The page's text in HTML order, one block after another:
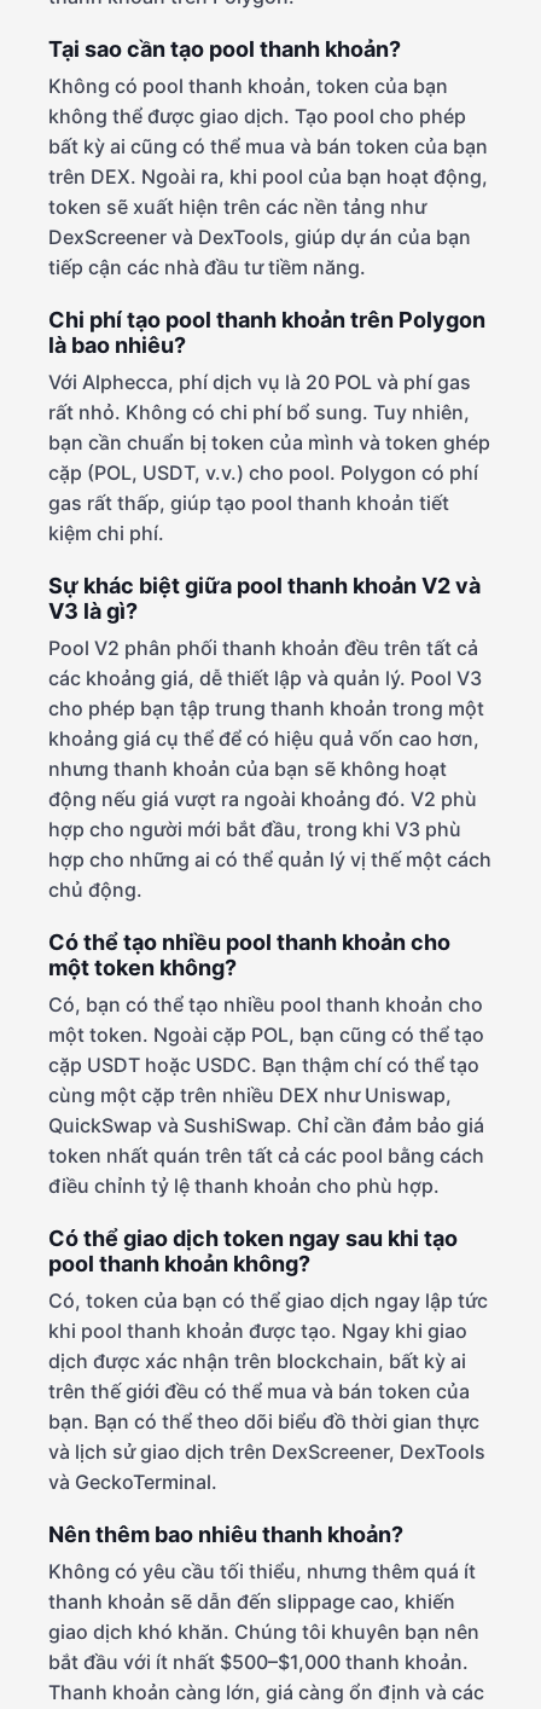
Tại sao cần tạo pool thanh khoản?
Không có pool thanh khoản, token của bạn
không thể được giao dịch. Tạo pool cho phép
bất kỳ ai cũng có thể mua và bán token của bạn
trên DEX. Ngoài ra, khi pool của bạn hoạt động,
token sẽ xuất hiện trên các nền tảng như
DexScreener và DexTools, giúp dự án của bạn
tiếp cận các nhà đầu tư tiềm năng.
Chi phí tạo pool thanh khoản trên Polygon
là bao nhiêu?
Với Alphecca, phí dịch vụ là 20 POL và phí gas
rất nhỏ. Không có chi phí bổ sung. Tuy nhiên,
bạn cần chuẩn bị token của mình và token ghép
cặp (POL, USDT, v.v.) cho pool. Polygon có phí
gas rất thấp, giúp tạo pool thanh khoản tiết
kiệm chi phí.
Sự khác biệt giữa pool thanh khoản V2 và
V3 là gì?
Pool V2 phân phối thanh khoản đều trên tất cả
các khoảng giá, dễ thiết lập và quản lý. Pool V3
cho phép bạn tập trung thanh khoản trong một
khoảng giá cụ thể để có hiệu quả vốn cao hơn,
nhưng thanh khoản của bạn sẽ không hoạt
động nếu giá vượt ra ngoài khoảng đó. V2 phù
hợp cho người mới bắt đầu, trong khi V3 phù
hợp cho những ai có thể quản lý vị thế một cách
chủ động.
Có thể tạo nhiều pool thanh khoản cho
một token không?
Có, bạn có thể tạo nhiều pool thanh khoản cho
một token. Ngoài cặp POL, bạn cũng có thể tạo
cặp USDT hoặc USDC. Bạn thậm chí có thể tạo
cùng một cặp trên nhiều DEX như Uniswap,
QuickSwap và SushiSwap. Chỉ cần đảm bảo giá
token nhất quán trên tất cả các pool bằng cách
điều chỉnh tỷ lệ thanh khoản cho phù hợp.
Có thể giao dịch token ngay sau khi tạo
pool thanh khoản không?
Có, token của bạn có thể giao dịch ngay lập tức
khi pool thanh khoản được tạo. Ngay khi giao
dịch được xác nhận trên blockchain, bất kỳ ai
trên thế giới đều có thể mua và bán token của
bạn. Bạn có thể theo dõi biểu đồ thời gian thực
và lịch sử giao dịch trên DexScreener, DexTools
và GeckoTerminal.
Nên thêm bao nhiêu thanh khoản?
Không có yêu cầu tối thiểu, nhưng thêm quá ít
thanh khoản sẽ dẫn đến slippage cao, khiến
giao dịch khó khăn. Chúng tôi khuyên bạn nên
bắt đầu với ít nhất $500–$1,000 thanh khoản.
Thanh khoản càng lớn, giá càng ổn định và các